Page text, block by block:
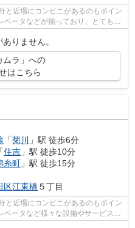
と近場にコンビニがあるのもポイン
ータなどが揃っており、とても充
りません。
ムラ」への
はこちら
「菊川
」駅 徒歩6分
「住吉 」駅 徒歩10分
糸町 」駅 徒歩15分
区江東橋５丁目
と近場にコンビニがあるのもポイン
ベータなど様々な設備やサービスが